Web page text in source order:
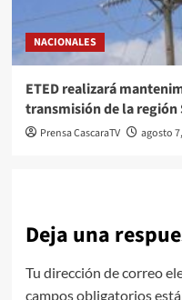
NACIONALES
ETED realizará
transmisión de la región
Prensa CascaraTV agosto
Deja una
Tu dirección de correo
campos obligatorios